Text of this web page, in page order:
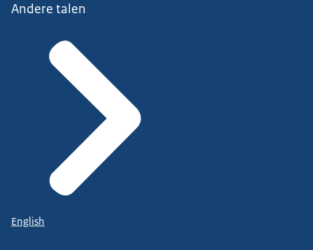
Andere talen
English